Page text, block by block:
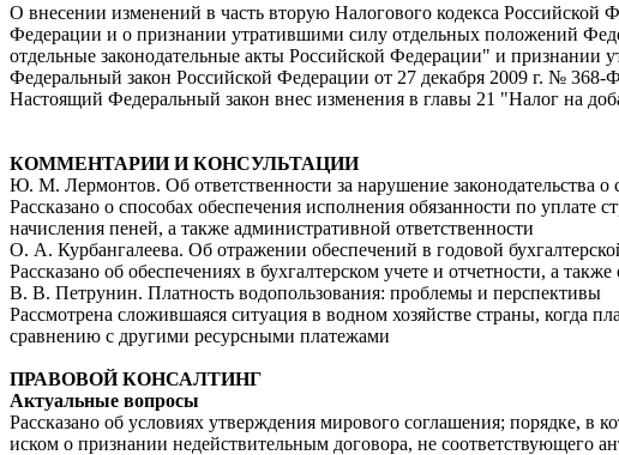
О внесении изменений в часть вторую Налогового кодекса
Федерации и о признании утратившими силу отдельных положений
отдельные законодательные акты Российской Федерации" и
Федеральный закон Российской Федерации от 27 декабря 2009 г. № 368-
Настоящий Федеральный закон внес изменения в главы 21 "Налог на
КОММЕНТАРИИ И КОНСУЛЬТАЦИИ
Ю. М. Лермонтов. Об ответственности за нарушение законодательства о
Рассказано о способах обеспечения исполнения обязанности по
начисления пеней, а также административной ответственности
О. А. Курбангалеева. Об отражении обеспечений в годовой
Рассказано об обеспечениях в бухгалтерском учете и отчетности, а
В. В. Петрунин. Платность водопользования: проблемы и перспективы
Рассмотрена сложившаяся ситуация в водном хозяйстве страны, когда
сравнению с другими ресурсными платежами
ПРАВОВОЙ КОНСАЛТИНГ
Актуальные вопросы
Рассказано об условиях утверждения мирового соглашения; порядке, в
иском о признании недействительным договора, не соответствующего